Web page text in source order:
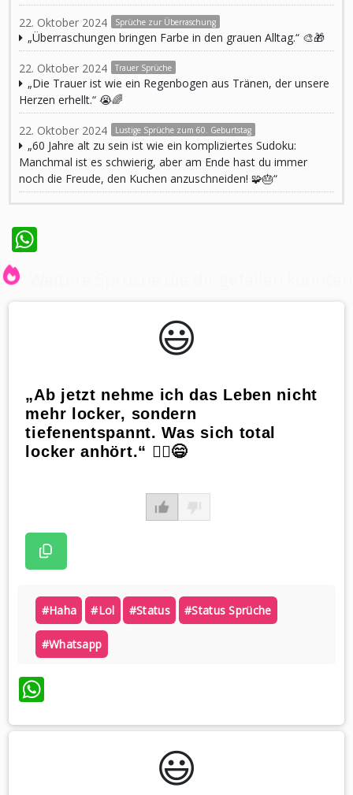
22. Oktober 2024 Sprüche zur Überraschung
„Überraschungen bringen Farbe in den grauen Alltag.“ 🎨🎁
22. Oktober 2024 Trauer Sprüche
„Die Trauer ist wie ein Regenbogen aus Tränen, der unsere
Herzen erhellt.“ 😭🌈
22. Oktober 2024 Lustige Sprüche zum 60. Geburtstag
„60 Jahre alt zu sein ist wie ein kompliziertes Sudoku:
Manchmal ist es schwierig, aber am Ende hast du immer
noch die Freude, den Kuchen anzuschneiden! 🧩🎂“
😃️
„Ab jetzt nehme ich das Leben nicht
mehr locker, sondern
tiefenentspannt. Was sich total
locker anhört.“ 🧘‍♂️😄
#haha #lol #status #status Sprüche
#whatsapp
WhatsApp
😃️